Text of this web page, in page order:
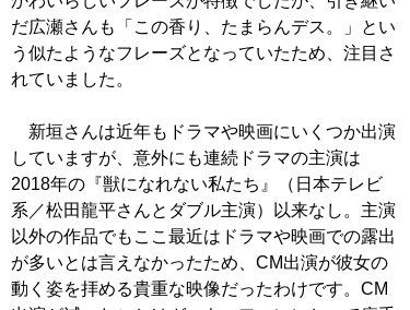
だ広瀬さんも「この香り、たまらんデス。」とい
う似たようなフレーズとなっていたため、注目さ
れていました。
新垣さんは近年もドラマや映画にいくつか出演
していますが、意外にも連続ドラマの主演は
2018年の『獣になれない私たち』（日本テレビ
系／松田龍平さんとダブル主演）以来なし。主演
以外の作品でもここ最近はドラマや映画での露出
が多いとは言えなかったため、CM出演が彼女の
動く姿を拝める貴重な映像だったわけです。CM